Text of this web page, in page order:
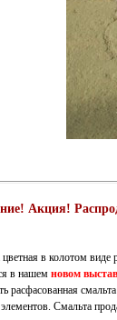
Акция!
в колотом виде
в нашем новом
расфасованная
Смальта